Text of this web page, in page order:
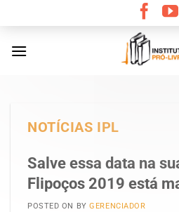
content
NOTÍCIAS IPL
Salve essa data na
Flipoços 2019 está
POSTED ON BYGERENCIADOR